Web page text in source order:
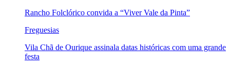
Rancho Folclórico convida a “Viver Vale da Pinta”
Freguesias
Vila Chã de Ourique assinala datas históricas com uma grande
festa